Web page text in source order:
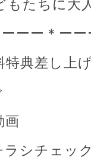
もたちに大
ーー＊ーー
特典差し上
画
シチェッ